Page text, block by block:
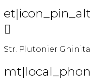

Str. Plutonier